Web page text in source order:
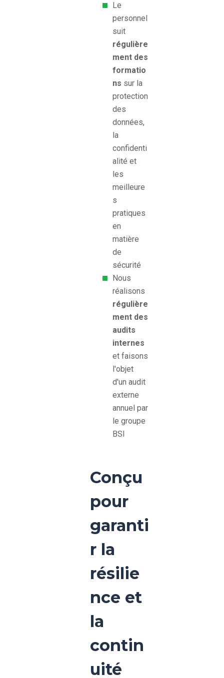
Le
personnel
suit
régulière
ment des
formatio
ns sur la
protection
des
données,
la
confidenti
alité et
les
meilleure
s
pratiques
en
matière
de
sécurité
Nous
réalisons
régulière
ment des
audits
internes
et faisons
l'objet
d'un audit
externe
annuel par
le groupe
BSI
Conçu
pour
garanti
r la
résilie
nce et
la
contin
uité